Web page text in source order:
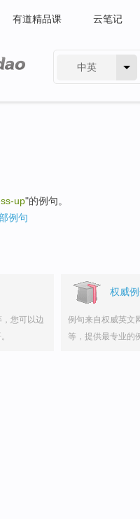
有道精品课 云笔记
中英
up"的例句。
例句
您可以边
权威
例句来自权威英文
等，提供最专业的